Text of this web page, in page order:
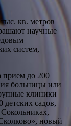
кв. метров
научные
систем,
прием до 200
больницы или
клиники
детских садов,
новый